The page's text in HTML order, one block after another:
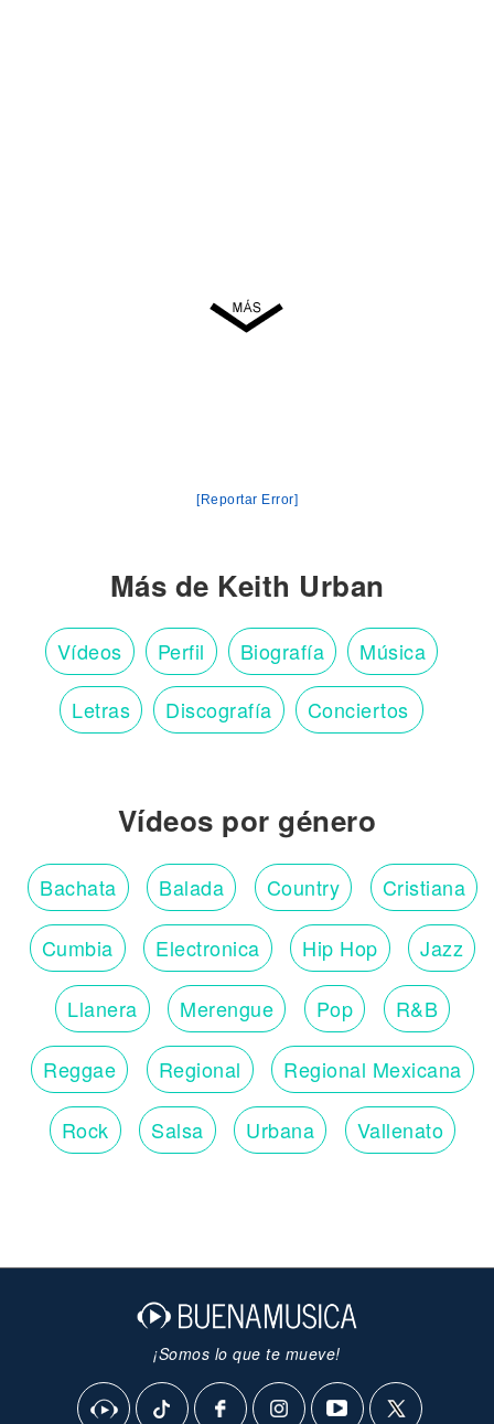
[Reportar Error]
Más de Keith Urban
Vídeos Perfil Biografía Música
Letras Discografía Conciertos
Vídeos por género
Bachata Balada Country Cristiana
Cumbia Electronica Hip Hop Jazz
Llanera Merengue Pop R&B
Reggae Regional Regional Mexicana
Rock Salsa Urbana Vallenato
¡Somos lo que te mueve!